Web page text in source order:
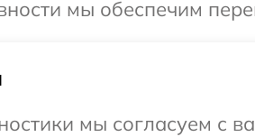
мы обеспечим
мы согласуем с